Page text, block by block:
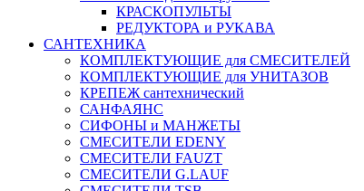
КРАСКОПУЛЬТЫ
РЕДУКТОРА и РУКАВА
САНТЕХНИКА
КОМПЛЕКТУЮЩИЕ для СМЕСИТЕЛЕЙ
КОМПЛЕКТУЮЩИЕ для УНИТАЗОВ
КРЕПЕЖ сантехнический
САНФАЯНС
СИФОНЫ и МАНЖЕТЫ
СМЕСИТЕЛИ EDENY
СМЕСИТЕЛИ FAUZT
СМЕСИТЕЛИ G.LAUF